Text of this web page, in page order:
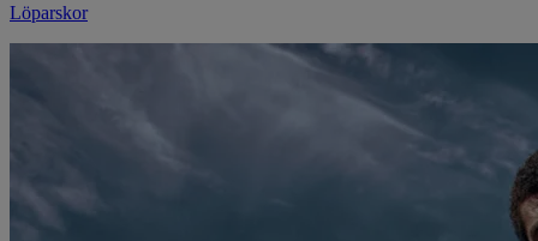
Löparskor